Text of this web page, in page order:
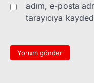
adım, e-posta
tarayıcıya